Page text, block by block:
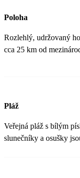
Poloha
Rozlehlý, udržovaný
cca 25 km od
Pláž
Veřejná pláž s bílým
slunečníky a osušky